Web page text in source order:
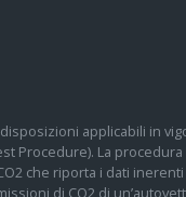
applicabili in
La
che riporta i dati
di CO2 di